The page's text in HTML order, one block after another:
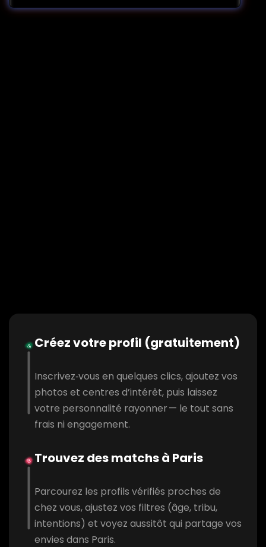
Créez votre profil (gratuitement)
Inscrivez‑vous en quelques clics, ajoutez vos
photos et centres d’intérêt, puis laissez
votre personnalité rayonner — le tout sans
frais ni engagement.
Trouvez des matchs à Paris
Parcourez les profils vérifiés proches de
chez vous, ajustez vos filtres (âge, tribu,
intentions) et voyez aussitôt qui partage vos
envies dans Paris.